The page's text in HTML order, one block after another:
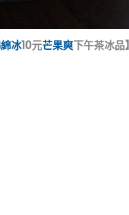
冰10元芒果爽下午茶冰品】